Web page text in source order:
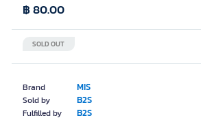
Brand MIS
Sold by B2S
Fulfilled by B2S
SOLD OUT
฿ 80.00